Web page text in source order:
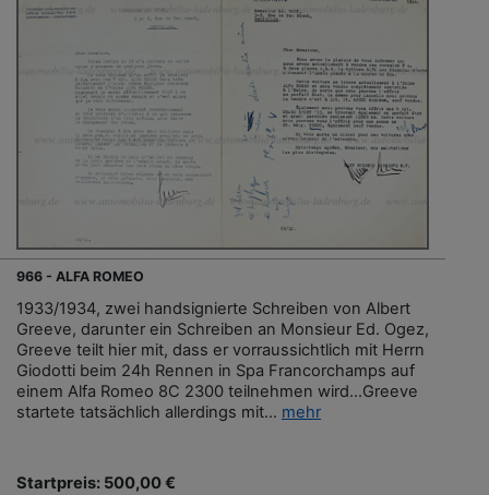
966 - ALFA ROMEO
1933/1934, zwei handsignierte Schreiben von Albert
Greeve, darunter ein Schreiben an Monsieur Ed. Ogez,
Greeve teilt hier mit, dass er vorraussichtlich mit Herrn
Giodotti beim 24h Rennen in Spa Francorchamps auf
einem Alfa Romeo 8C 2300 teilnehmen wird...Greeve
startete tatsächlich allerdings mit... mehr
Startpreis: 500,00 €